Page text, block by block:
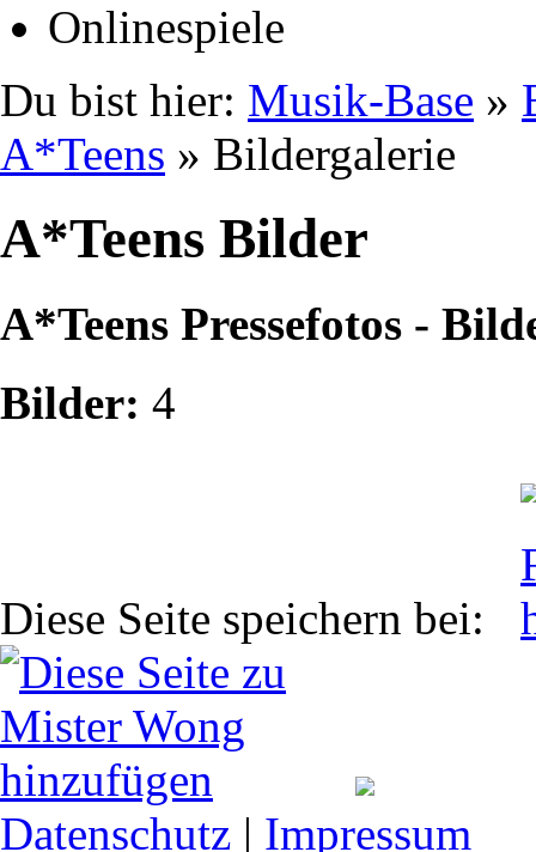
Onlinespiele
Du bist hier: Musik-Base »
A*Teens » Bildergalerie
A*Teens Bilder
A*Teens Pressefotos -
Bilder: 4
Diese Seite speichern bei:
Datenschutz | Impressum